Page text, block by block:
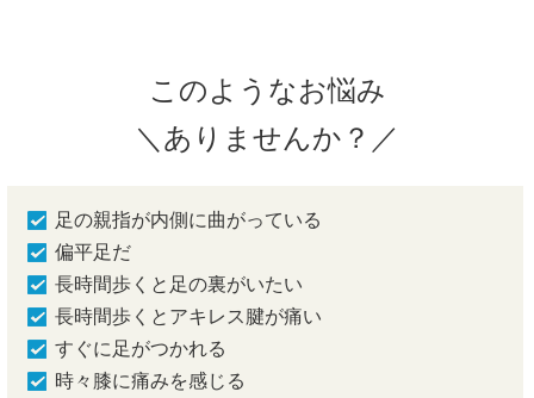
このようなお悩み
＼ありませんか？／
足の親指が内側に曲がっている
偏平足だ
長時間歩くと足の裏がいたい
長時間歩くとアキレス腱が痛い
すぐに足がつかれる
時々膝に痛みを感じる